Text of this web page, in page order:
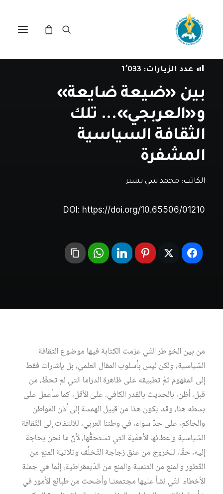
فيمقالات
عدد الزيارات: 1٬033
بين «ضيعة ضايعة»
و«العربجي»... تلك
الثقافة السياسية
المشفرة
الكاتب: محمد سي بشير
DOI: https://doi.org/10.65506/01210
من بين الخواطر التّي عزمت الكتابة فيها موضوع الثقافة
السّياسية، ولكن ليس بأسلوب المقال العلمي، بل بإشارات فقط
إلى المفهوم ثمّ تطبيقه على ظاهرة الدراما التي لم تحظَ، من
قبل، أظن، بالحديث بالقدر الكافي، على الأقل، كما سأعمل على
بسطه هنا، وقد يكون هذا من قبيل الهمسة إلى أذن المواطن
والحاكم، على حدّ سواء، في وطننا العربي، للالتفات إلى الثّقافة
السّياسية وإعطائها الأهمّية التي تستحقُّها، لأنّ ما نحن بحاجة
إليه، حقّا، للخروج من عنق زجاجة التّخلُّف وثلاثية المنع من
التّطور والمنع من التنمية والمنع من الدّيمقراطية، إنّما هي جملة
الأخطاء التّي نشأ عليها مجتمعنـا وأضحت من طبائع الأمور في